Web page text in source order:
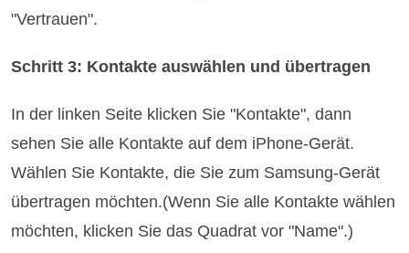
"Vertrauen".
Schritt 3: Kontakte auswählen und übertragen
In der linken Seite klicken Sie "Kontakte", dann
sehen Sie alle Kontakte auf dem iPhone-Gerät.
Wählen Sie Kontakte, die Sie zum Samsung-Gerät
übertragen möchten.(Wenn Sie alle Kontakte wählen
möchten, klicken Sie das Quadrat vor "Name".)